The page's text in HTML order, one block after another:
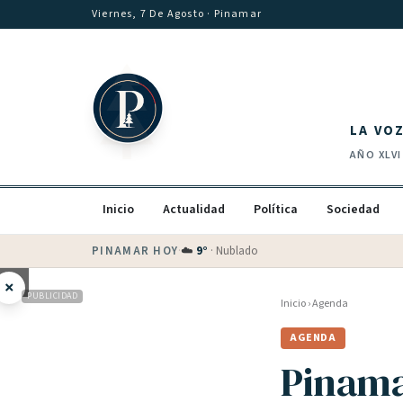
Saltar al contenidoViernes, 7 De Agosto · Pinamar
LA
AÑO XLVI
Inicio Actualidad Política Sociedad
PINAMAR HOY·💵 Dólar blue$1530
× PUBLICIDAD Inicio›Agenda
AGENDA